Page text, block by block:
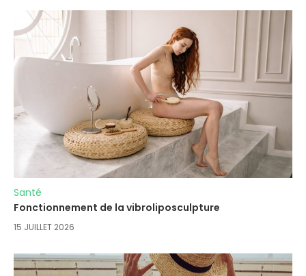
Santé
Fonctionnement de la vibroliposculpture
15 JUILLET 2026